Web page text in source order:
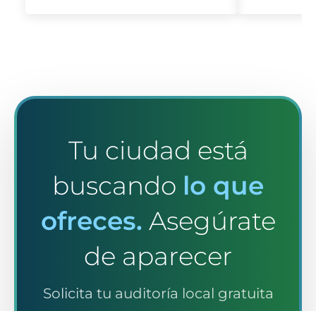
Tu ciudad está
buscando lo que
ofreces. Asegúrate
de aparecer
Solicita tu auditoría local gratuita